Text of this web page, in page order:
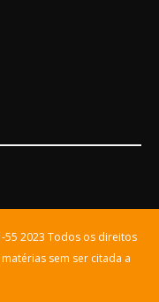
55 2023 Todos os direitos
sem ser citada a